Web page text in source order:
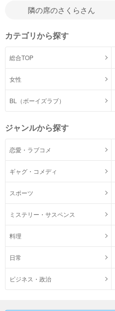
カテゴリから探す
総合TOP
女性
BL（ボーイズラブ）
ジャンルから探す
恋愛・ラブコメ
ギャグ・コメディ
スポーツ
ミステリー・サスペンス
料理
日常
ビジネス・政治